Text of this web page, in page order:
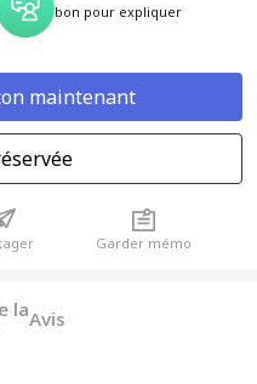
bon pour expliquer
maintenant
Garder mémo
laAvis